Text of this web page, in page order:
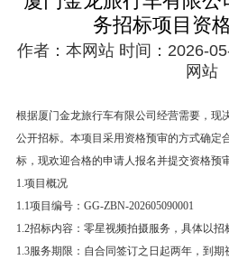
务招标项目资
作者：本网站 时间：2026-
网站
根据厦门金龙旅行车有限公司经营需要，现
公开招标。本项目采用资格预审的方式确定
标，现欢迎合格的申请人报名并提交资格预
1.项目概况
1.1项目编号：GG-ZBN-202605090001
1.2招标内容：零星视频拍摄服务，具体以招
1.3服务期限：自合同签订之日起两年，到